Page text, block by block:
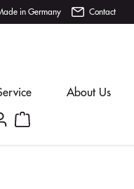
in Germany Contact
About Us